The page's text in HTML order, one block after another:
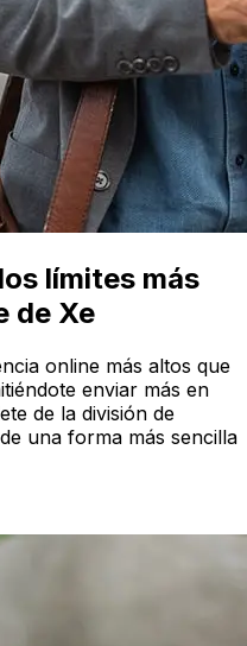
límites más
de Xe
online más altos que
enviar más en
de la división de
una forma más sencilla